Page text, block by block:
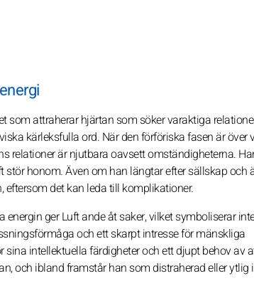
attraherar hjärtan som söker varaktiga
kärleksfulla ord. När den förföriska fasen är över
relationer är njutbara oavsett omständigheterna.
honom. Även om han längtar efter sällskap och
det kan leda till komplikationer.
ger Luft ande åt saker, vilket symboliserar
och ett skarpt intresse för mänskliga
intellektuella färdigheter och ett djupt behov av
och ibland framstår han som distraherad eller ytlig